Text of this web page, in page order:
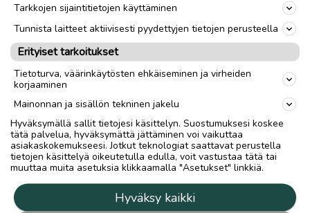
Saamelaismuseon toimintaa ohjaa ja tukee
Saamelaismuseosäätiö. Saamelaismuseosäätiön
tehtävänä on tukea ja edistää saamelaisten
kansallista kulttuuria. Saamelaismuseosäätiö
omistaa Saamelaismuseon esine-, valokuva-,
käsikirjasto- ja taidekokoelmat, kaksi ulkomuseota
ja arkiston. Se ylläpitää ja ohjaa Saamelaismuseota
ja sen toimintaa ja harjoittaa museoalan
yhteistyötä saamelaisten kotiseutualueella,
Suomessa ja kansainvälisesti.
Siidan lähialueella Pohjois-Lapissa ovat
Metsähallituksen Luontopalvelujen hoitamat
Lemmenjoen sekä Urho Kekkosen kansallispuistot,
Tarkkojen sijaintitietojen käyttäminen
Tunnista laitteet aktiivisesti pyydettyjen tietojen perusteella
Erityiset tarkoitukset
Tietoturva, väärinkäytösten ehkäiseminen ja virheiden
korjaaminen
Mainonnan ja sisällön tekninen jakelu
Hyväksymällä sallit tietojesi käsittelyn. Suostumuksesi koskee
tätä palvelua, hyväksymättä jättäminen voi vaikuttaa
asiakaskokemukseesi. Jotkut teknologiat saattavat perustella
tietojen käsittelyä oikeutetulla edulla, voit vastustaa tätä tai
muuttaa muita asetuksia klikkaamalla "Asetukset" linkkiä.
Hyväksy kaikki